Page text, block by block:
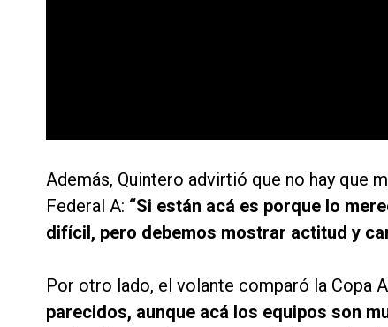
Además, Quintero advirtió que no hay que
Federal A: “Si están acá es porque lo
difícil, pero debemos mostrar actitud y
Por otro lado, el volante comparó la Copa
parecidos, aunque acá los equipos son